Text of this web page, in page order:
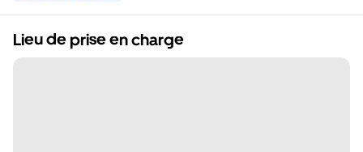
Lieu de prise en charge